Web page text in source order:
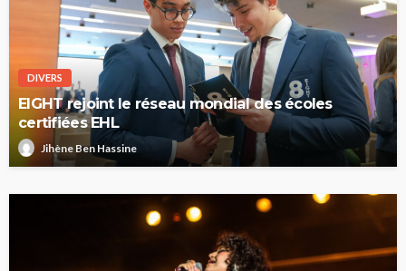
DIVERS
EIGHT rejoint le réseau mondial des écoles
certifiées EHL
Jihène Ben Hassine